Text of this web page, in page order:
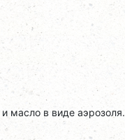
масло в виде аэрозоля.